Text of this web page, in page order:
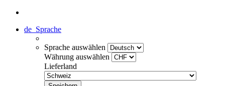
de Sprache
Sprache auswählen
Währung auswählen
Lieferland